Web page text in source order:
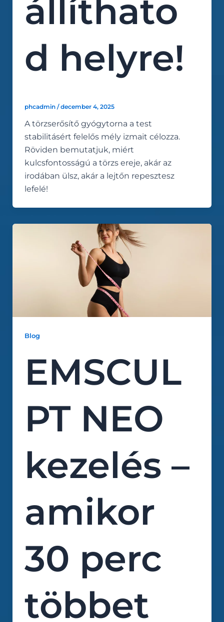
állíthato
d helyre!
phcadmin /december 4, 2025
A törzserősítő gyógytorna a test
stabilitásért felelős mély izmait célozza.
Röviden bemutatjuk, miért
kulcsfontosságú a törzs ereje, akár az
irodában ülsz, akár a lejtőn repesztesz
lefelé!
Blog
EMSCUL
PT NEO
kezelés –
amikor
30 perc
többet